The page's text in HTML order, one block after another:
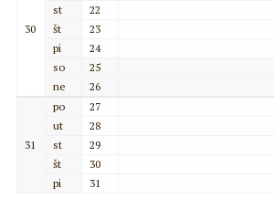
30
st
22
št
23
pi
24
so
25
ne
26
31
po
27
ut
28
st
29
št
30
pi
31